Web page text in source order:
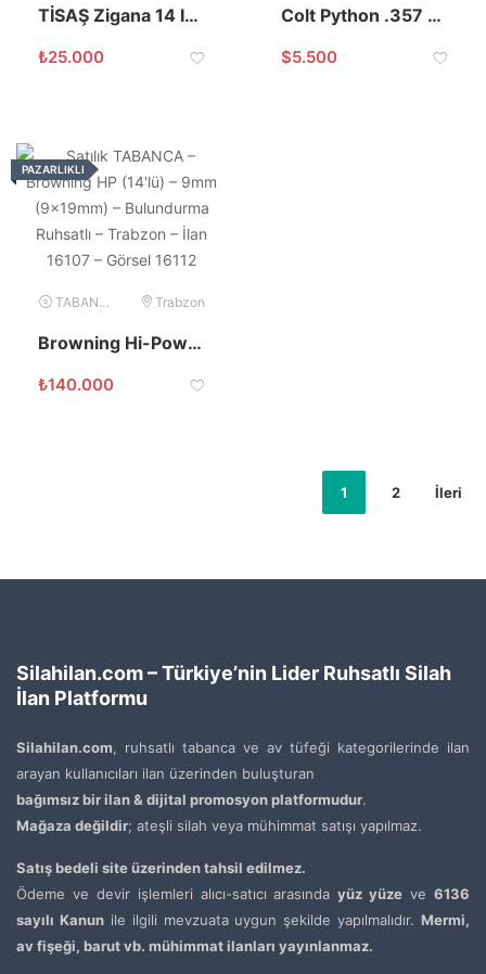
TİSAŞ Zigana 14 Inox 9×19
₺25.000
Colt Python .357 Magnum
$5.500
PAZARLIKLI
TABANCA Trabzon
Browning Hi-Power 14’lü Belçika 9mm
₺140.000
1 2 İleri
Silahilan.com – Türkiye’nin Lider Ruhsatlı Silah
İlan Platformu
Silahilan.com, ruhsatlı tabanca ve av tüfeği kategorilerinde ilan
arayan kullanıcıları ilan üzerinden buluşturan
bağımsız bir ilan & dijital promosyon platformudur.
Mağaza değildir; ateşli silah veya mühimmat satışı yapılmaz.
Satış bedeli site üzerinden tahsil edilmez.
Ödeme ve devir işlemleri alıcı-satıcı arasındayüz yüze ve6136
sayılı Kanunile ilgili mevzuata uygun şekilde yapılmalıdır. Mermi,
av fişeği, barut vb. mühimmat ilanları yayınlanmaz.